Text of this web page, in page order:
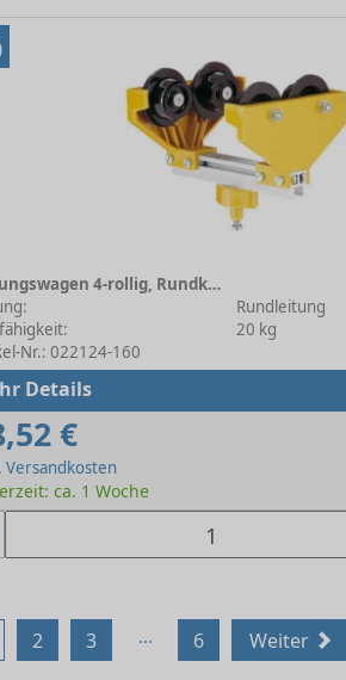
Leitungswagen 4-rollig, Rundkabel TB 116 mm
Rundleitung
20 kg
Nr.: 022124-160
Details
€
Versandkosten
ca. 1 Woche
2 3 ... 6 Weiter